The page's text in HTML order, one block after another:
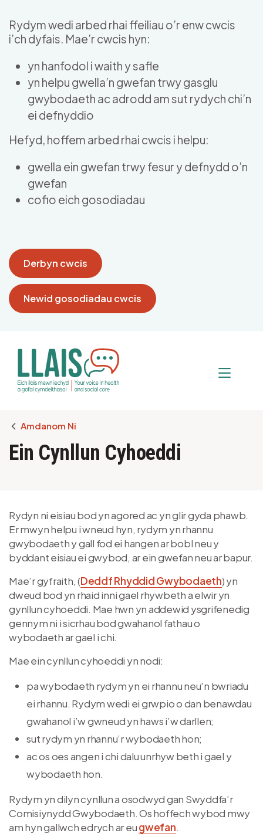
Rydym wedi arbed rhai ffeiliau o’r enw cwcis
i’ch dyfais. Mae’r cwcis hyn:
yn hanfodol i waith y safle
yn helpu gwella’n gwefan trwy gasglu
gwybodaeth ac adrodd am sut rydych chi’n
ei defnyddio
Hefyd, hoffem arbed rhai cwcis i helpu:
gwella ein gwefan trwy fesur y defnydd o’n
gwefan
cofio eich gosodiadau
Derbyn cwcis
Newid gosodiadau cwcis
Breadcrumb
Amdanom Ni
Ein Cynllun Cyhoeddi
Rydyn ni eisiau bod yn agored ac yn glir gyda phawb.
Er mwyn helpu i wneud hyn, rydym yn rhannu
gwybodaeth y gall fod ei hangen ar bobl neu y
byddant eisiau ei gwybod, ar ein gwefan neu ar bapur.
Mae’r gyfraith, (Deddf Rhyddid Gwybodaeth) yn
dweud bod yn rhaid inni gael rhywbeth a elwir yn
gynllun cyhoeddi. Mae hwn yn addewid ysgrifenedig
gennym ni i sicrhau bod gwahanol fathau o
wybodaeth ar gael i chi.
Mae ein cynllun cyhoeddi yn nodi:
pa wybodaeth rydym yn ei rhannu neu'n bwriadu
ei rhannu. Rydym wedi ei grwpio o dan benawdau
gwahanol i’w gwneud yn haws i’w darllen;
sut rydym yn rhannu’r wybodaeth hon;
ac os oes angen i chi dalu unrhyw beth i gael y
wybodaeth hon.
Rydym yn dilyn cynllun a osodwyd gan Swyddfa’r
Comisiynydd Gwybodaeth. Os hoffech wybod mwy
am hyn gallwch edrych ar eugwefan.